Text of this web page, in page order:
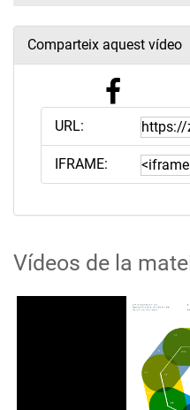
Comparteix aquest vídeo
URL:
IFRAME:
Vídeos de la